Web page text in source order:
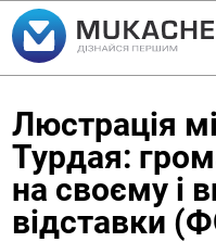
Люстрація
Турдая:
на своєму і
відставки